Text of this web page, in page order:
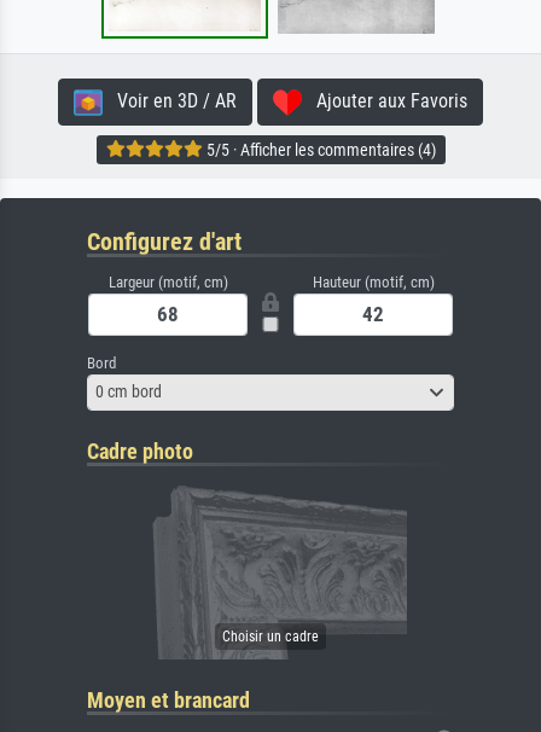
Voir en 3D / AR Ajouter aux Favoris
5/5 · Afficher les commentaires (4)
Configurez d'art
Largeur (motif, cm) Hauteur (motif, cm)
Bord
0 cm bord
Cadre photo
Moyen et brancard